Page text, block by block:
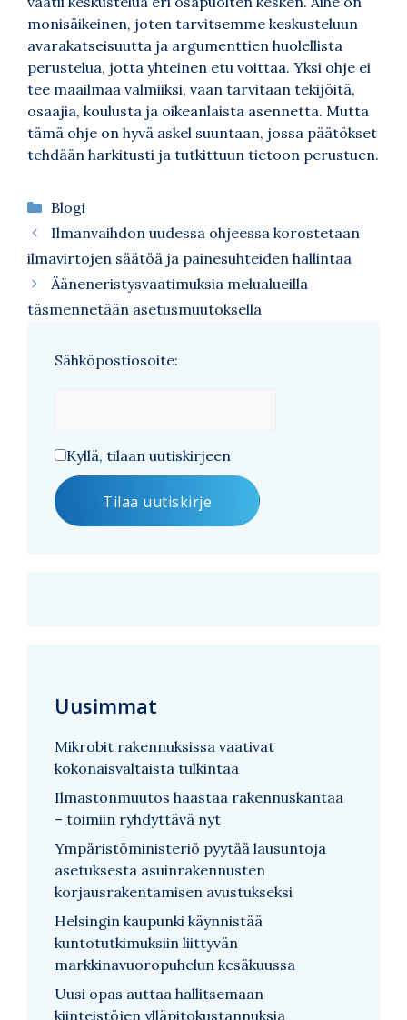
monisäikeinen, joten tarvitsemme keskusteluun
avarakatseisuutta ja argumenttien huolellista
perustelua, jotta yhteinen etu voittaa. Yksi ohje ei
tee maailmaa valmiiksi, vaan tarvitaan tekijöitä,
osaajia, koulusta ja oikeanlaista asennetta. Mutta
tämä ohje on hyvä askel suuntaan, jossa päätökset
tehdään harkitusti ja tutkittuun tietoon perustuen.
Kategoriat
Blogi
Ilmanvaihdon uudessa ohjeessa korostetaan
ilmavirtojen säätöä ja painesuhteiden hallintaa
Ääneneristysvaatimuksia melualueilla
täsmennetään asetusmuutoksella
Sähköpostiosoite:
Kyllä, tilaan uutiskirjeen
Uusimmat
Mikrobit rakennuksissa vaativat
kokonaisvaltaista tulkintaa
Ilmastonmuutos haastaa rakennuskantaa
– toimiin ryhdyttävä nyt
Ympäristöministeriö pyytää lausuntoja
asetuksesta asuinrakennusten
korjausrakentamisen avustukseksi
Helsingin kaupunki käynnistää
kuntotutkimuksiin liittyvän
markkinavuoropuhelun kesäkuussa
Uusi opas auttaa hallitsemaan
kiinteistöjen ylläpitokustannuksia